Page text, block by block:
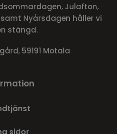
Julafton,
Nyårsdagen håller vi
stängd.
59191 Motala
sidor